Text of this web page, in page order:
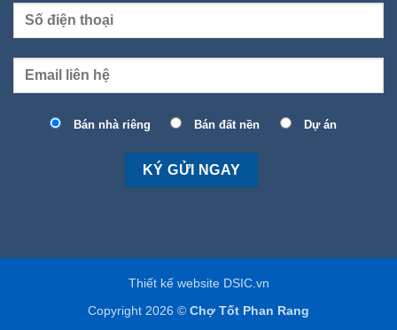
Bán nhà riêng Bán đất nền Dự án
Thiết kế website DSIC.vn
Copyright 2026 © Chợ Tốt Phan Rang